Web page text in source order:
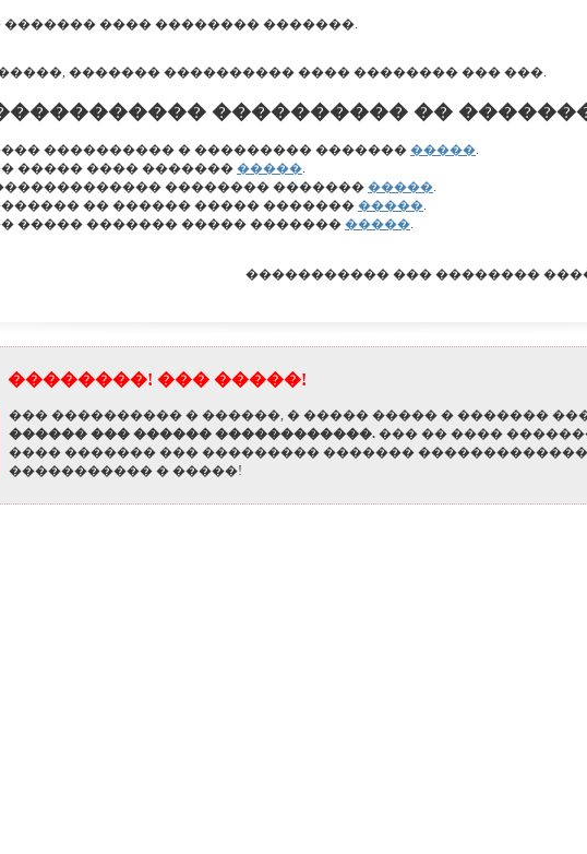
������� ���� �������� �������.
������� ���������� ���� �������� ��� ���.
���������� ��
���������� � ��������� ������� �����.
����� ���� ������� �����.
�������� ������� �����.
�� ������ ����� ������� �����.
����� ������� ����� ������� �����.
����������� ��� ��������
��������! ��� �����!
��� ���������� � ������, � ����� ����� � �������
������ ��� ������ ������������. ��� �� ����
���� ������� ��� ��������� �������
����������� � �����!